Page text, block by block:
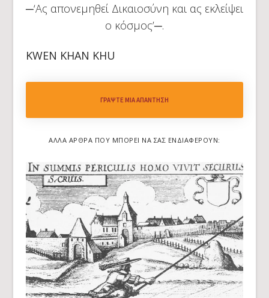
─‘Ας απονεμηθεί Δικαιοσύνη και ας εκλείψει
ο κόσμος’─.
KWEN KHAN KHU
ΓΡΆΨΤΕ ΜΙΑ ΑΠΆΝΤΗΣΗ
ΆΛΛΑ ΆΡΘΡΑ ΠΟΥ ΜΠΟΡΕΊ ΝΑ ΣΑΣ ΕΝΔΙΑΦΈΡΟΥΝ: